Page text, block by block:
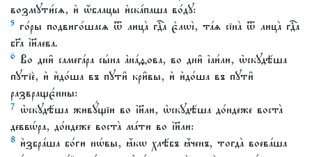
возмꙋти́сѧ, и҆ ѡ҆́блацы и҆ска́паша во́дꙋ:
5 го́ры подвиго́шасѧ ѿ лица̀ гдⷭ҇а є҆лѡі̀, та́ѧ сїна̀ ѿ лица̀ гдⷭ҇а
бг҃а і҆и҃лева.
6 Во дни̑ самега́ра сы́на а҆на́ѳова, во дни̑ і҆аи́ли, ѡ҆скꙋдѣ́ша
пꙋтїѐ, и҆ и҆до́ша въ пꙋти̑ кри̑вы, и҆ и҆до́ша въ пꙋти̑
развращє́нны:
7 ѡ҆скꙋдѣ́ша живꙋ́щїи во і҆и҃ли, ѡ҆скꙋдѣ́ша до́ндеже воста̀
деввѡ́ра, до́ндеже воста̀ ма́ти во і҆и҃ли:
8 и҆збра́ша бо́ги нѡ́вы, ꙗ҆́кѡ хлѣ́бъ ꙗ҆́ченъ, тогда̀ воева́ша